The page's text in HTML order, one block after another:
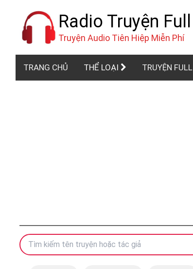
Radio Truyện Full
Truyện Audio Tiên Hiệp Miễn Phí
TRANG CHỦ THỂ LOẠI TRUYỆN FULL